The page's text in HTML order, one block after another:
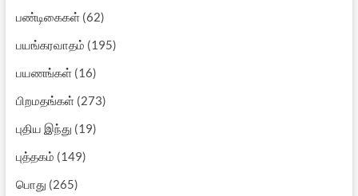
பண்டிகைகள்(62)
பயங்கரவாதம் (195)
பயணங்கள்(16)
பிறமதங்கள்(273)
புதிய இந்து (19)
புத்தகம் (149)
பொது (265)